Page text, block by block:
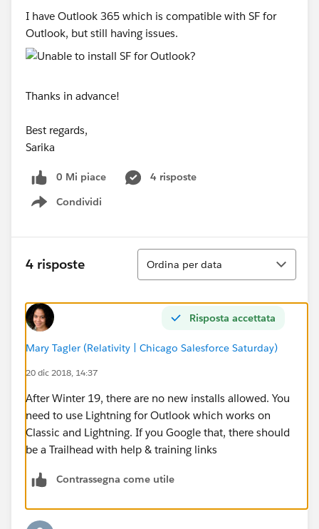
I have Outlook 365 which is compatible with SF for
Outlook, but still having issues.
Thanks in advance!
Best regards,
Sarika
0 Mi piace
4 risposte
Condividi
Show menu
4 risposte
Ordina
Ordina per data
Risposta accettata
Mary Tagler (Relativity | Chicago Salesforce Saturday)
20 dic 2018, 14:37
After Winter 19, there are no new installs allowed. You
need to use Lightning for Outlook which works on
Classic and Lightning. If you Google that, there should
be a Trailhead with help & training links
Contrassegna come utile